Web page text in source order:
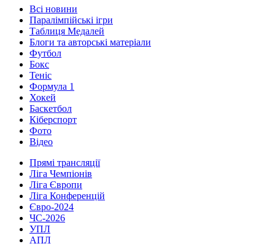
Всі новини
Паралімпійські ігри
Таблиця Медалей
Блоги та авторські матеріали
Футбол
Бокс
Теніс
Формула 1
Хокей
Баскетбол
Кіберспорт
Фото
Відео
Прямі трансляції
Ліга Чемпіонів
Ліга Європи
Ліга Конференцій
Євро-2024
ЧС-2026
УПЛ
АПЛ